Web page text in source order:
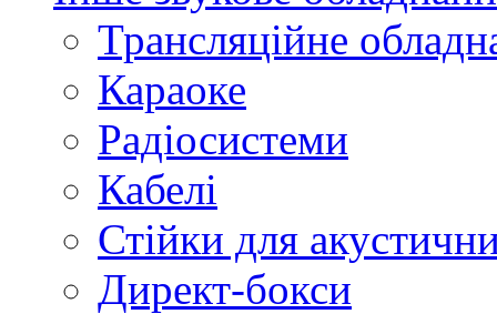
Трансляційне
Караоке
Радіосистеми
Кабелі
Стійки для
Директ-бокси